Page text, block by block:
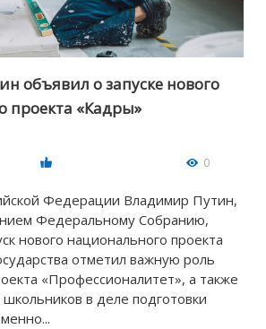
объявил о запуске нового
проекта «Кадры»
0
Федерации Владимир Путин,
Федеральному Собранию,
нового национального проекта
отметил важную роль
«Профессионалитет», а также
в деле подготовки